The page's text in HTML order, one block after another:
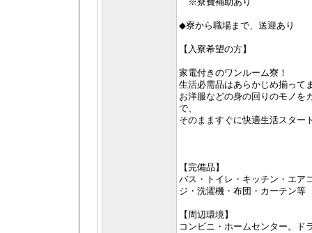
◆寮から職場まで、送迎あり
【入寮希望の方】
家電付きのワンルーム寮！
生活必需品はあらかじめ揃って
お洋服などの身の回りのモノを
で、
そのまますぐに快適生活スター
【完備品】
バス・トイレ・キッチン・エア
ジ・洗濯機・布団・カーテン等
【周辺環境】
コンビニ・ホームセンター。ド